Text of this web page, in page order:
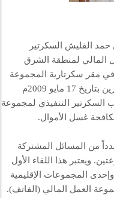
حمد القليش السكرتير
المالي لمنطقة الشرق
مقر سكرتارية المجموعة
في المنامة بمملكة البحرين بتاريخ 17 مايو 2009م
السكرتير التنفيذي لمجموعة
غسل الأموال.
من المسائل المشتركة
ويعتبر هذا اللقاء الأول
المجموعات الإقليمية
العمل المالي (الفاتف).